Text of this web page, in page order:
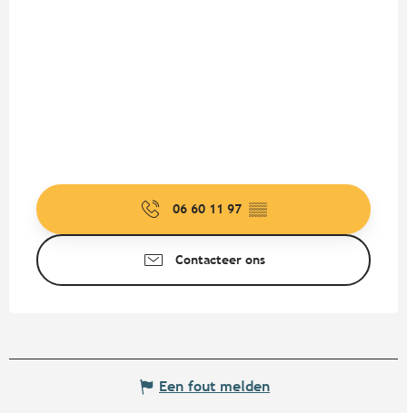
06 60 11 97 ▒▒
Contacteer ons
Een fout melden